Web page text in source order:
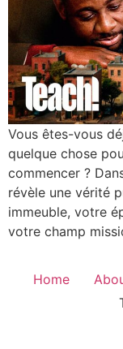
Vous êtes-vous
quelque chose
commencer ?
révèle une vérité
immeuble, votre
votre champ
Home